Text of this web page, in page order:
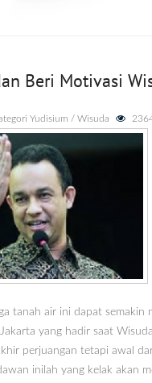
Beri Motivasi
Yudisium / Wisuda
tanah air ini dapat semakin
yang hadir saat
perjuangan tetapi awal
inilah yang kelak akan